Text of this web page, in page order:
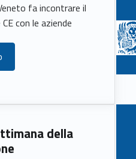
fa incontrare il
con le aziende
della